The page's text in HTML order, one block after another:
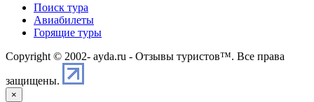
Поиск тура
Авиабилеты
Горящие туры
Copyright © 2002- ayda.ru - Отзывы туристов™. Все права
защищены.
×